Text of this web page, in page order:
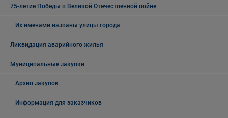
75-летие Победы в Великой Отечественной войне
Их именами названы улицы города
Ликвидация аварийного жилья
Муниципальные закупки
Архив закупок
Информация для заказчиков